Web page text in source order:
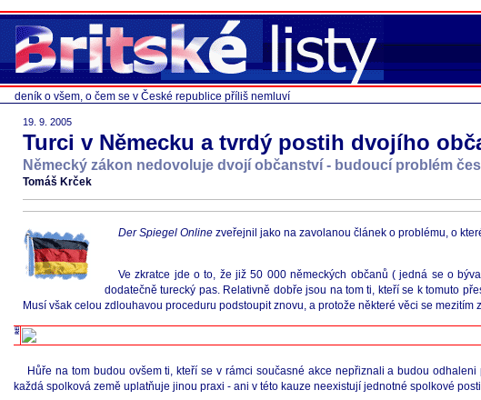
deník o všem, o čem se v České republice příliš nemluví
19. 9. 2005
Turci v Německu a tvrdý postih dvojího
Německý zákon nedovoluje dvojí občanství - budoucí problém
Tomáš Krček
Der Spiegel Online zveřejnil jako na zavolanou článek o problému, o
Ve zkratce jde o to, že již 50 000 německých občanů ( jedná se o
dodatečně turecký pas. Relativně dobře jsou na tom ti, kteří se k tomuto
Musí však celou zdlouhavou proceduru podstoupit znovu, a protože některé věci se
Hůře na tom budou ovšem ti, kteří se v rámci současné akce nepřiznali a budou
každá spolková země uplatňuje jinou praxi - ani v této kauze neexistují jednotné spolkové